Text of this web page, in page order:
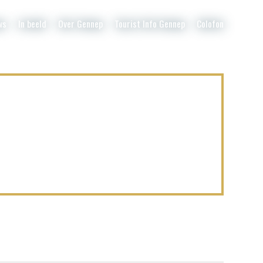
In beeld Over Gennep Tourist Info Gennep Colofon